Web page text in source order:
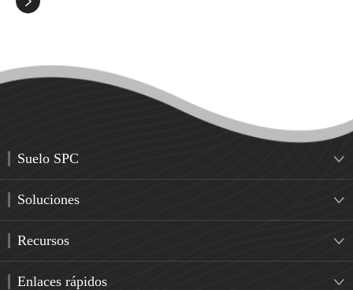
Suelo SPC 
Soluciones 
Recursos 
Enlaces rápidos 